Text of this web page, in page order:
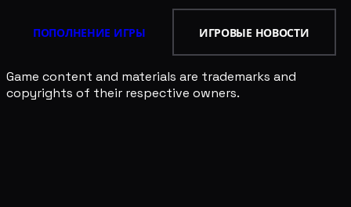
ПОПОЛНЕНИЕ ИГРЫ ИГРОВЫЕ НОВОСТИ
Game content and materials are trademarks and
copyrights of their respective owners.